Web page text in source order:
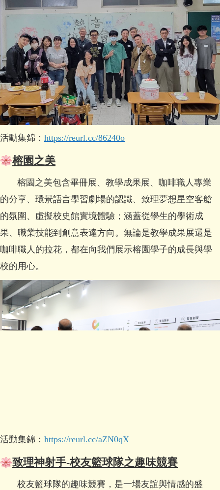
活動集錦： https://reurl.cc/86240o
榕園之美
榕園之美包含畢冊展、教學成果展、咖啡職人專業
的分享、環景語言學習劇場的認識、致理夢想星空客艙
的氛圍、虛擬校史館實境體驗；涵蓋從學生的學術成
果、職業技能到創意表達方向。無論是教學成果展還是
咖啡職人的拉花，都在向我們展示榕園學子的成長與學
校的用心。
活動集錦： https://reurl.cc/aZN0qX
致理神射手-校友籃球隊之趣味競賽
校友籃球隊的趣味競賽，是一場友誼與情感的盛